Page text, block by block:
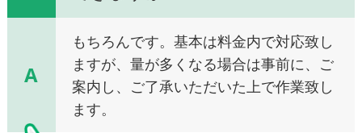
A
もちろんです。基本は料金内で対応致し
ますが、量が多くなる場合は事前に、ご
案内し、ご了承いただいた上で作業致し
ます。